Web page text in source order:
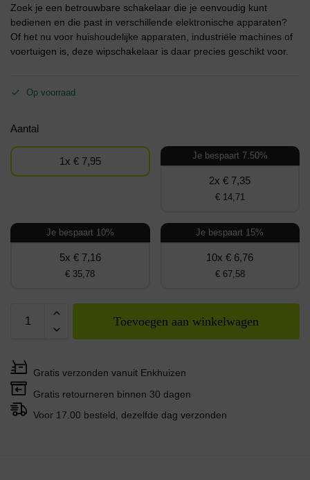
Zoek je een betrouwbare schakelaar die je eenvoudig kunt
bedienen en die past in verschillende elektronische apparaten?
Of het nu voor huishoudelijke apparaten, industriële machines of
voertuigen is, deze wipschakelaar is daar precies geschikt voor.
Op voorraad
Aantal
1x € 7,95 Je bespaart 7.50%
2x € 7,35
€ 14,71
Je bespaart 10%
5x € 7,16
€ 35,78
Je bespaart 15%
10x € 6,76
€ 67,58
Toevoegen aan winkelwagen
Gratis verzonden vanuit Enkhuizen
Gratis retourneren binnen 30 dagen
Voor 17.00 besteld, dezelfde dag verzonden